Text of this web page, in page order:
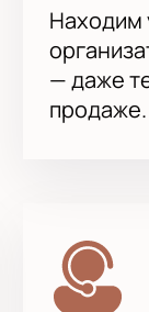
Находим
— даже
продаже.